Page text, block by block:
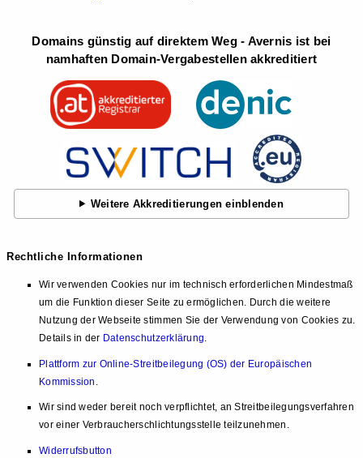
Domains günstig auf direktem Weg - Avernis ist bei
namhaften Domain-Vergabestellen akkreditiert
Weitere Akkreditierungen einblenden
Rechtliche Informationen
Wir verwenden Cookies nur im technisch erforderlichen Mindestmaß
um die Funktion dieser Seite zu ermöglichen. Durch die weitere
Nutzung der Webseite stimmen Sie der Verwendung von Cookies zu.
Details in der Datenschutzerklärung.
Plattform zur Online-Streitbeilegung (OS) der Europäischen
Kommission .
Wir sind weder bereit noch verpflichtet, an Streitbeilegungsverfahren
vor einer Verbraucherschlichtungsstelle teilzunehmen.
Widerrufsbutton